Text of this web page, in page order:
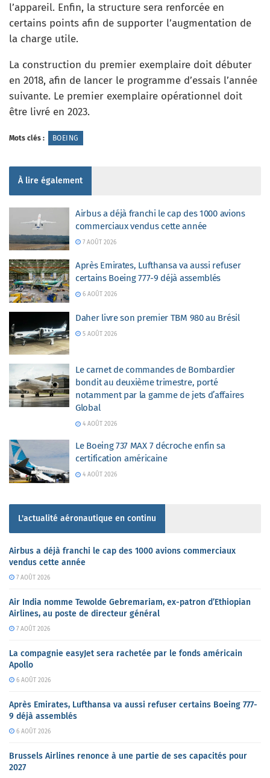
l’appareil. Enfin, la structure sera renforcée en
certains points afin de supporter l’augmentation de
la charge utile.
La construction du premier exemplaire doit débuter
en 2018, afin de lancer le programme d’essais l’année
suivante. Le premier exemplaire opérationnel doit
être livré en 2023.
Mots clés : BOEING
À lire également
Airbus a déjà franchi le cap des 1000 avions
commerciaux vendus cette année
7 AOÛT 2026
Après Emirates, Lufthansa va aussi refuser
certains Boeing 777-9 déjà assemblés
6 AOÛT 2026
Daher livre son premier TBM 980 au Brésil
5 AOÛT 2026
Le carnet de commandes de Bombardier
bondit au deuxième trimestre, porté
notamment par la gamme de jets d’affaires
Global
4 AOÛT 2026
Le Boeing 737 MAX 7 décroche enfin sa
certification américaine
4 AOÛT 2026
L'actualité aéronautique en continu
Airbus a déjà franchi le cap des 1000 avions commerciaux
vendus cette année
7 AOÛT 2026
Air India nomme Tewolde Gebremariam, ex-patron d’Ethiopian
Airlines, au poste de directeur général
7 AOÛT 2026
La compagnie easyJet sera rachetée par le fonds américain
Apollo
6 AOÛT 2026
Après Emirates, Lufthansa va aussi refuser certains Boeing 777-
9 déjà assemblés
6 AOÛT 2026
Brussels Airlines renonce à une partie de ses capacités pour
2027